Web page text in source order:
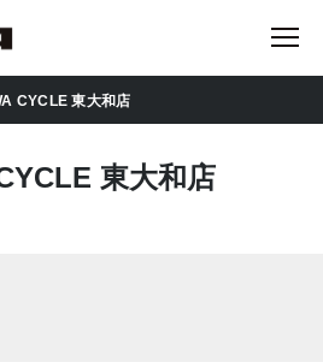
CYCLE 東大和店
東大和店